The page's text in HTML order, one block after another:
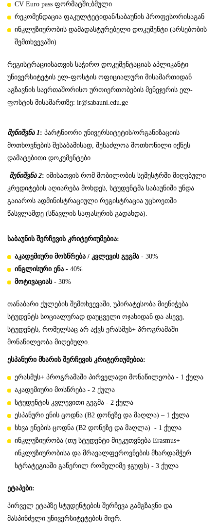
CV Euro pass ფორმატში;ბმული
რეკომენდაცია ფაკულტეტიდან/საბაუნის პროფესორისაგან
ინკლუზიურობის დამადასტურებელი დოკუმენტი (არსებობის
შემთხვევაში)
რეგისტრაციისათვის საჭირო დოკუმენტაციას აპლიკანტი
უნივერსიტეტის ელ-ფოსტის ოფიციალური მისამართიდან
აგზავნის საერთაშორისო ურთიერთობების მენეჯერის ელ-
ფოსტის მისამართზე: ir@sabauni.edu.ge
შენიშვნა 1: პარტნიორი უნივერსიტეტის/ორგანიზაციის
მოთხოვნების შესაბამისად, შესაძლოა მოთხონილი იქნეს
დამატებითი დოკუმენტები.
შენიშვნა 2: იმისათვის რომ მობილობის სემესტრში მიღებული
კრედიტების აღიარება მოხდეს, სტუდენტმა საბაუნიში უნდა
გაიაროს ადმინისტრაციული რეგისტრაცია უცხოეთში
წასვლამდე (სწავლის საფასურის გადახდა).
საბაუნის შერჩევის კრიტერიუმებია:
აკადემიური მოსწრება / კვლევის გეგმა - 30%
ინგლისური ენა - 40%
მოტივაციას- 30%
თანაბარი ქულების შემთხვევაში, უპირატესობა მიენიჭება
სტუდენტს სოციალურად დაუცველი ოჯახიდან და ასევე,
სტუდენტს, რომელსაც არ აქვს ერასმუს+ პროგრამაში
მონაწილეობა მიღებული.
ესპანური მხარის შერჩევის კრიტერიუმებია:
ერასმუს+ პროგრამაში პირველადი მონაწილეობა - 1 ქულა
აკადემიური მოსწრება - 2 ქულა
სტუდენტის კვლევითი გეგმა - 2 ქულა
ესპანური ენის ცოდნა (B2 დონეზე და მაღლა) – 1 ქულა
სხვა ენების ცოდნა (B2 დონეზე და მაღლა) - 1 ქულა
ინკლუზიურობა (თუ სტუდენტი მიეკუთვნება Erasmus+
ინკლუზიურობისა და მრავალფეროვნების მხარდამჭერ
სტრატეგიაში გაწერილ რომელიმე ჯგუფს) - 3 ქულა
ეტაპები:
პირველ ეტაპზე სტუდენტების შერჩევა გამგზავნი და
მასპინძელი უნივერსიტეტების მიერ.